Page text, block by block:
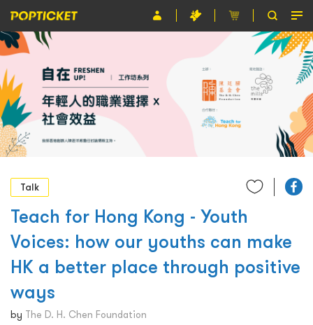
Event
Organiser
About POPTICKET
Terms and Conditions
繁
Talk
Teach for Hong Kong - Youth
Voices: how our youths can make
HK a better place through positive
ways
by The D. H. Chen Foundation